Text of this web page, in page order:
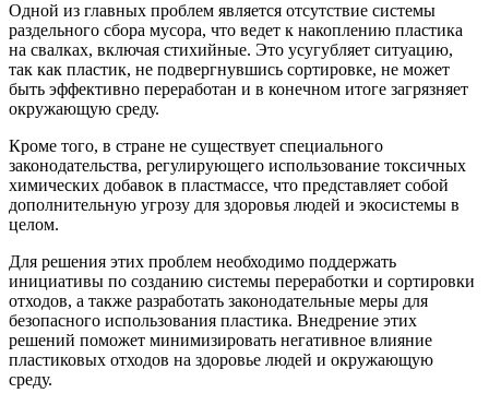
Одной из главных проблем является отсутствие системы
раздельного сбора мусора, что ведет к накоплению пластика
на свалках, включая стихийные. Это усугубляет ситуацию,
так как пластик, не подвергнувшись сортировке, не может
быть эффективно переработан и в конечном итоге загрязняет
окружающую среду.
Кроме того, в стране не существует специального
законодательства, регулирующего использование токсичных
химических добавок в пластмассе, что представляет собой
дополнительную угрозу для здоровья людей и экосистемы в
целом.
Для решения этих проблем необходимо поддержать
инициативы по созданию системы переработки и сортировки
отходов, а также разработать законодательные меры для
безопасного использования пластика. Внедрение этих
решений поможет минимизировать негативное влияние
пластиковых отходов на здоровье людей и окружающую
среду.